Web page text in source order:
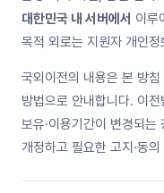
대한민국 내 서버에서 이루
목적 외로는 지원자 개인
국외이전의 내용은 본 방
방법으로 안내합니다. 이
보유·이용기간이 변경되
개정하고 필요한 고지·동